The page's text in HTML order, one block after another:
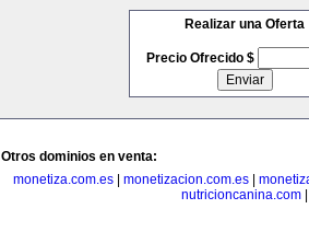
Realizar una Oferta
Precio Ofrecido $
Otros dominios en venta:
monetiza.com.es| monetizacion.com.es|
nutricioncanina.com